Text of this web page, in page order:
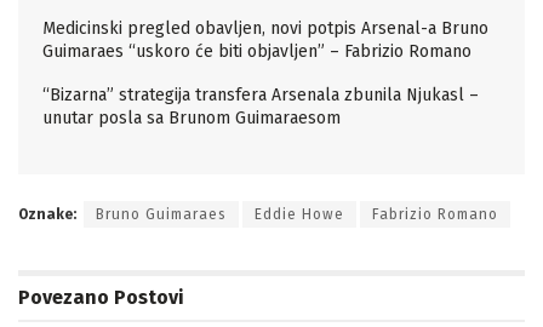
Medicinski pregled obavljen, novi potpis Arsenal-a Bruno
Guimaraes “uskoro će biti objavljen” – Fabrizio Romano
“Bizarna” strategija transfera Arsenala zbunila Njukasl –
unutar posla sa Brunom Guimaraesom
Oznake: Bruno Guimaraes Eddie Howe Fabrizio Romano
Povezano Postovi